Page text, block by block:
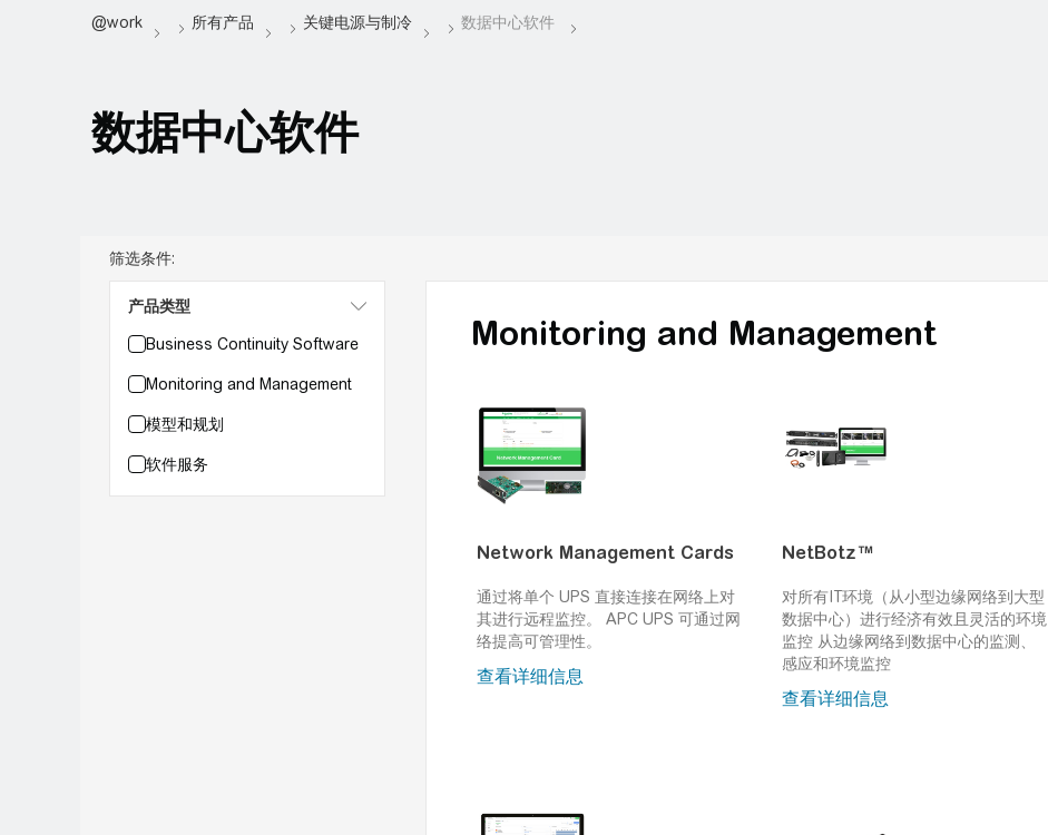
数据中心软件
筛选条件:
产品类型
Monitoring and Management
Network Management Cards
通过将单个 UPS 直接连接在网络上对
其进行远程监控。
APC UPS 可通过网
络提高可管理性。
查看详细信息
NetBotz™
对所有IT环境（从小型边缘网络到大型
数据中心）进行经济有效且灵活的环境
监控 从边缘网络到数据中心的监测、
感应和环境监控
查看详细信息